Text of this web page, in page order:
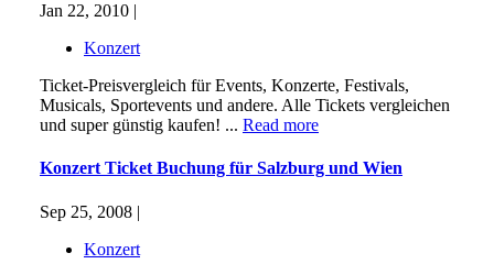
Jan 22, 2010 |
Konzert
Ticket-Preisvergleich für Events, Konzerte, Festivals,
Musicals, Sportevents und andere. Alle Tickets vergleichen
und super günstig kaufen! ... Read more
Konzert Ticket Buchung für Salzburg und Wien
Sep 25, 2008 |
Konzert